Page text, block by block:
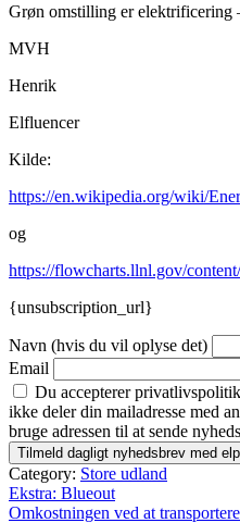
Grøn omstilling er elektrificering
MVH
Henrik
Elfluencer
Kilde:
https://en.wikipedia.org/wiki/
og
https://flowcharts.llnl.gov/
{unsubscription_url}
Navn (hvis du vil oplyse det)
Email
Du accepterer
ikke deler din mailadresse med
bruge adressen til at sende
Category: Store udland
Indlægsnavigation
Ekstra: Blueout
Omkostningen ved at